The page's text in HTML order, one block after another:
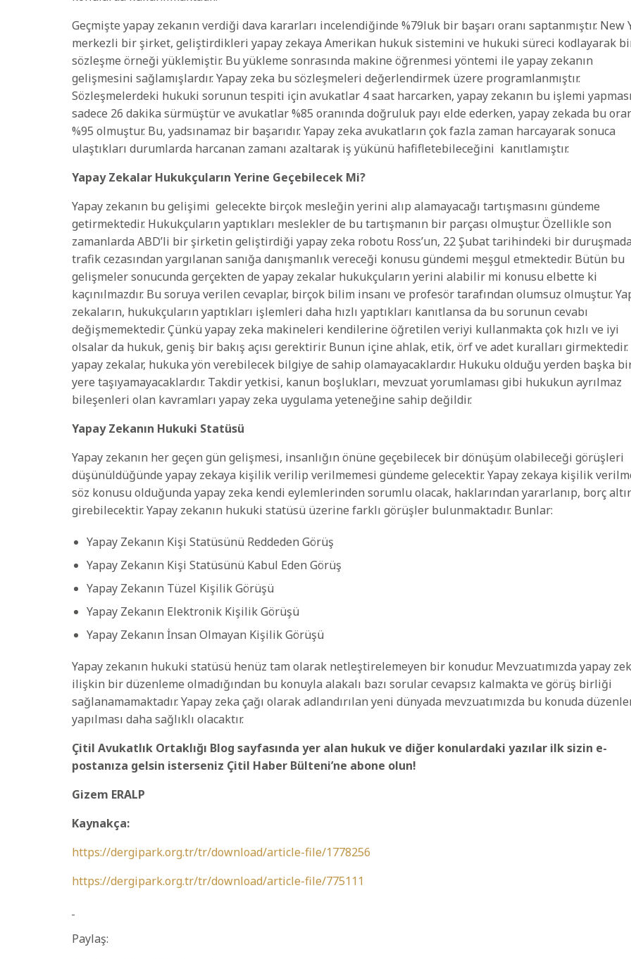
Geçmişte yapay zekanın verdiği dava kararları incelendiğinde %79luk bir başarı oranı saptanmıştır. New
merkezli bir şirket, geliştirdikleri yapay zekaya Amerikan hukuk sistemini ve hukuki süreci kodlayarak
sözleşme örneği yüklemiştir. Bu yükleme sonrasında makine öğrenmesi yöntemi ile yapay zekanın
gelişmesini sağlamışlardır. Yapay zeka bu sözleşmeleri değerlendirmek üzere programlanmıştır.
Sözleşmelerdeki hukuki sorunun tespiti için avukatlar 4 saat harcarken, yapay zekanın bu işlemi yapması
sadece 26 dakika sürmüştür ve avukatlar %85 oranında doğruluk payı elde ederken, yapay zekada bu
%95 olmuştur. Bu, yadsınamaz bir başarıdır. Yapay zeka avukatların çok fazla zaman harcayarak sonuca
ulaştıkları durumlarda harcanan zamanı azaltarak iş yükünü hafifletebileceğini kanıtlamıştır.
Yapay Zekalar Hukukçuların Yerine Geçebilecek Mi?
Yapay zekanın bu gelişimi gelecekte birçok mesleğin yerini alıp alamayacağı tartışmasını gündeme
getirmektedir. Hukukçuların yaptıkları meslekler de bu tartışmanın bir parçası olmuştur. Özellikle son
zamanlarda ABD’li bir şirketin geliştirdiği yapay zeka robotu Ross’un, 22 Şubat tarihindeki bir duruşmada
trafik cezasından yargılanan sanığa danışmanlık vereceği konusu gündemi meşgul etmektedir. Bütün bu
gelişmeler sonucunda gerçekten de yapay zekalar hukukçuların yerini alabilir mi konusu elbette ki
kaçınılmazdır. Bu soruya verilen cevaplar, birçok bilim insanı ve profesör tarafından olumsuz olmuştur.
zekaların, hukukçuların yaptıkları işlemleri daha hızlı yaptıkları kanıtlansa da bu sorunun cevabı
değişmemektedir. Çünkü yapay zeka makineleri kendilerine öğretilen veriyi kullanmakta çok hızlı ve iyi
olsalar da hukuk, geniş bir bakış açısı gerektirir. Bunun içine ahlak, etik, örf ve adet kuralları girmektedir.
yapay zekalar, hukuka yön verebilecek bilgiye de sahip olamayacaklardır. Hukuku olduğu yerden başka
yere taşıyamayacaklardır. Takdir yetkisi, kanun boşlukları, mevzuat yorumlaması gibi hukukun ayrılmaz
bileşenleri olan kavramları yapay zeka uygulama yeteneğine sahip değildir.
Yapay Zekanın Hukuki Statüsü
Yapay zekanın her geçen gün gelişmesi, insanlığın önüne geçebilecek bir dönüşüm olabileceği görüşleri
düşünüldüğünde yapay zekaya kişilik verilip verilmemesi gündeme gelecektir. Yapay zekaya kişilik
söz konusu olduğunda yapay zeka kendi eylemlerinden sorumlu olacak, haklarından yararlanıp, borç
girebilecektir. Yapay zekanın hukuki statüsü üzerine farklı görüşler bulunmaktadır. Bunlar:
Yapay Zekanın Kişi Statüsünü Reddeden Görüş
Yapay Zekanın Kişi Statüsünü Kabul Eden Görüş
Yapay Zekanın Tüzel Kişilik Görüşü
Yapay Zekanın Elektronik Kişilik Görüşü
Yapay Zekanın İnsan Olmayan Kişilik Görüşü
Yapay zekanın hukuki statüsü henüz tam olarak netleştirelemeyen bir konudur. Mevzuatımızda yapay
ilişkin bir düzenleme olmadığından bu konuyla alakalı bazı sorular cevapsız kalmakta ve görüş birliği
sağlanamamaktadır. Yapay zeka çağı olarak adlandırılan yeni dünyada mevzuatımızda bu konuda
yapılması daha sağlıklı olacaktır.
Çitil Avukatlık Ortaklığı Blog sayfasında yer alan hukuk ve diğer konulardaki yazılar ilk sizin e-
postanıza gelsin isterseniz Çitil Haber Bülteni’ne abone olun!
Gizem ERALP
Kaynakça:
https://dergipark.org.tr/tr/download/article-file/1778256
https://dergipark.org.tr/tr/download/article-file/775111
Paylaş: